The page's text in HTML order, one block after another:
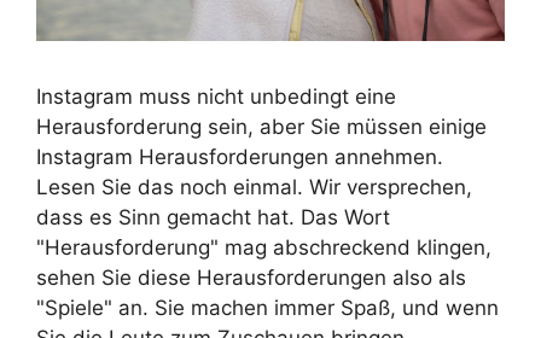
Instagram muss nicht unbedingt eine
Herausforderung sein, aber Sie müssen einige
Instagram Herausforderungen annehmen.
Lesen Sie das noch einmal. Wir versprechen,
dass es Sinn gemacht hat. Das Wort
"Herausforderung" mag abschreckend klingen,
sehen Sie diese Herausforderungen also als
"Spiele" an. Sie machen immer Spaß, und wenn